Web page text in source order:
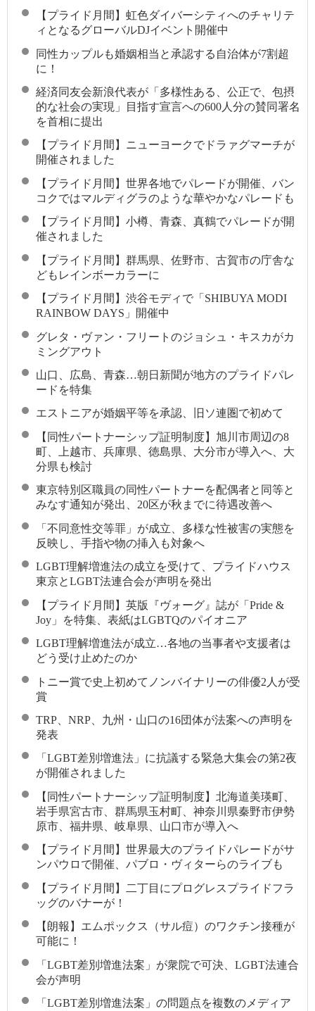
【プライド月間】虹色ダイバーシティへのチャリテ
ィとなるグローバルDJイベント開催中
同性カップルも婚姻相当と承認する自治体が7割超
に！
経済同友会新浪代表が「多様性ある、公正で、包摂
的な社会の実現」目指す宣言への600人分の賛同署名
を首相に提出
【プライド月間】ニューヨークでドラァグマーチが
開催されました
【プライド月間】世界各地でパレードが開催、バン
コクではマルディグラのような華やかなパレードも
【プライド月間】小樽、青森、真鶴でパレードが開
催されました
【プライド月間】群馬県、佐野市、古賀市の庁舎な
どもレインボーカラーに
【プライド月間】渋谷モディで「SHIBUYA MODI
RAINBOW DAYS」開催中
グレタ・ヴァン・フリートのジョシュ・キスカがカ
ミングアウト
山口、広島、青森…朝日新聞が地方のプライドパレ
ードを特集
エストニアが婚姻平等を承認、旧ソ連圏で初めて
【同性パートナーシップ証明制度】旭川市周辺の8
町、上越市、兵庫県、徳島県、大分市が導入へ、大
分県も検討
東京特別区職員の同性パートナーを配偶者と同等と
みなす通知が発出、20区が秋までに待遇改善へ
「不同意性交等罪」が成立、多様な性被害の実態を
反映し、手指や物の挿入も対象へ
LGBT理解増進法の成立を受けて、プライドハウス
東京とLGBT法連合会が声明を発出
【プライド月間】英版『ヴォーグ』誌が「Pride &
Joy」を特集、表紙はLGBTQのパイオニア
LGBT理解増進法が成立…各地の当事者や支援者は
どう受け止めたのか
トニー賞で史上初めてノンバイナリーの俳優2人が受
賞
TRP、NRP、九州・山口の16団体が法案への声明を
発表
「LGBT差別増進法」に抗議する緊急大集会の第2夜
が開催されました
【同性パートナーシップ証明制度】北海道美瑛町、
岩手県宮古市、群馬県玉村町、神奈川県秦野市伊勢
原市、福井県、岐阜県、山口市が導入へ
【プライド月間】世界最大のプライドパレードがサ
ンパウロで開催、パブロ・ヴィターらのライブも
【プライド月間】二丁目にプログレスプライドフラ
ッグのバナーが！
【朗報】エムポックス（サル痘）のワクチン接種が
可能に！
「LGBT差別増進法案」が衆院で可決、LGBT法連合
会が声明
「LGBT差別増進法案」の問題点を複数のメディア